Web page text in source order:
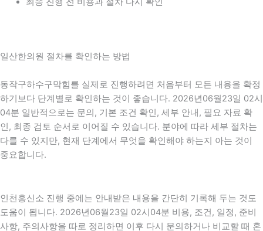
일산한의원 절차를 확인하는 방법
동작구하수구막힘를 실제로 진행하려면 처음부터 모든 내용을 확정
하기보다 단계별로 확인하는 것이 좋습니다. 2026년06월23일 02시
04분 일반적으로는 문의, 기본 조건 확인, 세부 안내, 필요 자료 확
인, 최종 검토 순서로 이어질 수 있습니다. 분야에 따라 세부 절차는
다를 수 있지만, 현재 단계에서 무엇을 확인해야 하는지 아는 것이
중요합니다.
인천흥신소 진행 중에는 안내받은 내용을 간단히 기록해 두는 것도
도움이 됩니다. 2026년06월23일 02시04분 비용, 조건, 일정, 준비
사항, 주의사항을 따로 정리하면 이후 다시 문의하거나 비교할 때 혼